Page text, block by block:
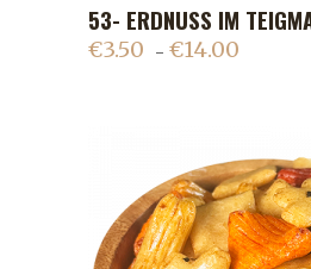
ADD TO
53- ERDNUSS IM
€3.50 – €14.00